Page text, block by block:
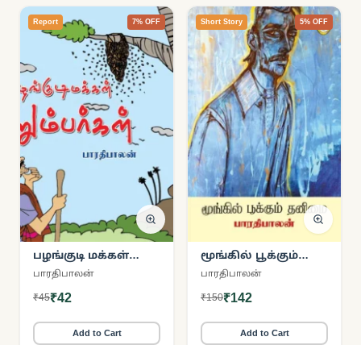
Report 7% OFF
பழங்குடி மக்கள்
குறும்பர்கள்
பாரதிபாலன்
₹45₹42
Add to Cart
Short Story 5% OFF
மூங்கில் பூக்கும்
தனிமை
பாரதிபாலன்
₹150₹142
Add to Cart